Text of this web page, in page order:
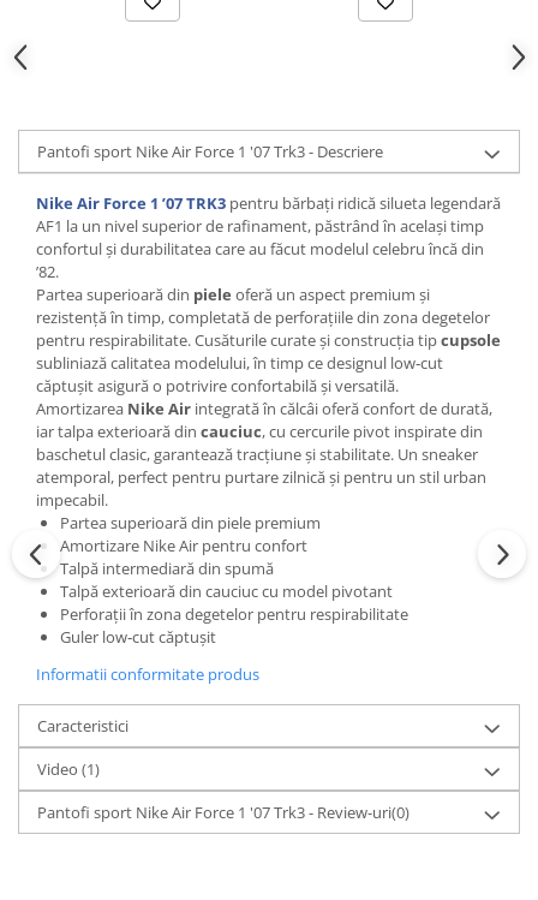
Pantofi sport Nike Air Force 1 '07 Trk3 - Descriere
Nike Air Force 1 ’07 TRK3 pentru bărbați ridică silueta legendară
AF1 la un nivel superior de rafinament, păstrând în același timp
confortul și durabilitatea care au făcut modelul celebru încă din
’82.
Partea superioară din piele oferă un aspect premium și
rezistență în timp, completată de perforațiile din zona degetelor
pentru respirabilitate. Cusăturile curate și construcția tipcupsole
subliniază calitatea modelului, în timp ce designul low‑cut
căptușit asigură o potrivire confortabilă și versatilă.
Amortizarea Nike Air integrată în călcâi oferă confort de durată,
iar talpa exterioară din cauciuc, cu cercurile pivot inspirate din
baschetul clasic, garantează tracțiune și stabilitate. Un sneaker
atemporal, perfect pentru purtare zilnică și pentru un stil urban
impecabil.
Partea superioară din piele premium
Amortizare Nike Air pentru confort
Talpă intermediară din spumă
Talpă exterioară din cauciuc cu model pivotant
Perforații în zona degetelor pentru respirabilitate
Guler low‑cut căptușit
Informatii conformitate produs
Caracteristici
Video (1)
Pantofi sport Nike Air Force 1 '07 Trk3 - Review-uri(0)